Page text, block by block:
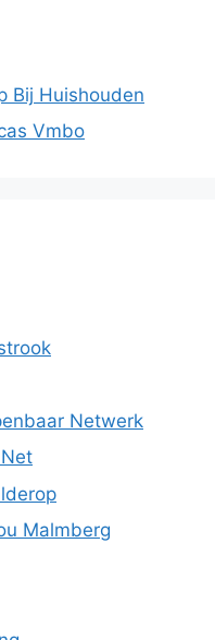
Bij Huishouden
Vmbo
Netwerk
Malmberg